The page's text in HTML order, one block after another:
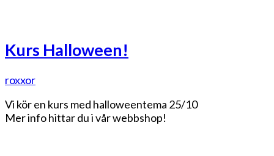
Kurs Halloween!
roxxor
Vi kör en kurs med halloweentema 25/10
Mer info hittar du i vår webbshop!